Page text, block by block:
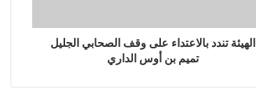
الهيئة تندد بالاعتداء على وقف الصحابي الجليل
تميم بن أوس الداري